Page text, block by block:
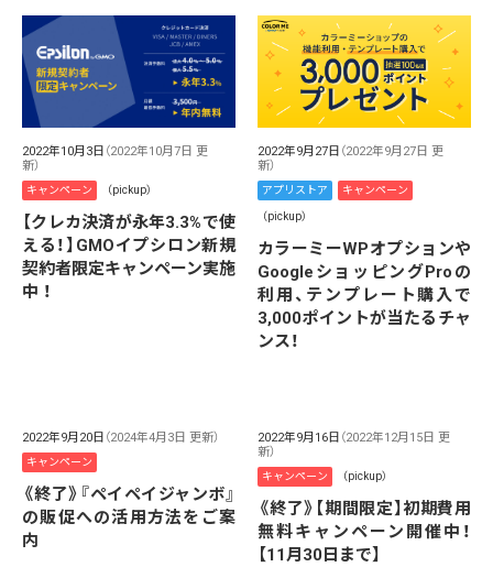
2022年10月3日 （2022年10月7日 更
新）
キャンペーン （pickup）
【クレカ決済が永年3.3%で使
える！】GMOイプシロン新規
契約者限定キャンペーン実施
中 ！
2022年9月27日 （2022年9月27日 更
新）
アプリストア キャンペーン
（pickup）
カラーミーWPオプションや
GoogleショッピングProの
利用、テンプレート購入で
3,000ポイントが当たるチャ
ンス！
2022年9月20日 （2024年4月3日 更新）
キャンペーン
《終了》『ペイペイジャンボ』
の販促への活用方法をご案
内
2022年9月16日 （2022年12月15日 更
新）
キャンペーン （pickup）
《終了》【期間限定】初期費用
無料キャンペーン開催中！
【11月30日まで】